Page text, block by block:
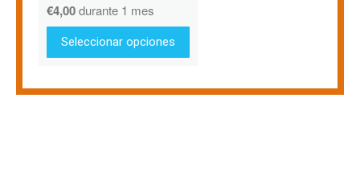
€4,00durante 1 mes
Seleccionar opciones